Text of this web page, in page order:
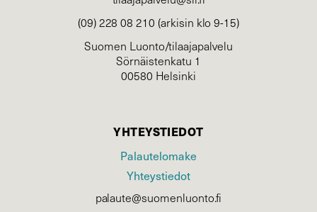
(09) 228 08 210 (arkisin klo 9-15)
Suomen Luonto/tilaajapalvelu
Sörnäistenkatu 1
00580 Helsinki
YHTEYSTIEDOT
Palautelomake
Yhteystiedot
palaute@suomenluonto.fi